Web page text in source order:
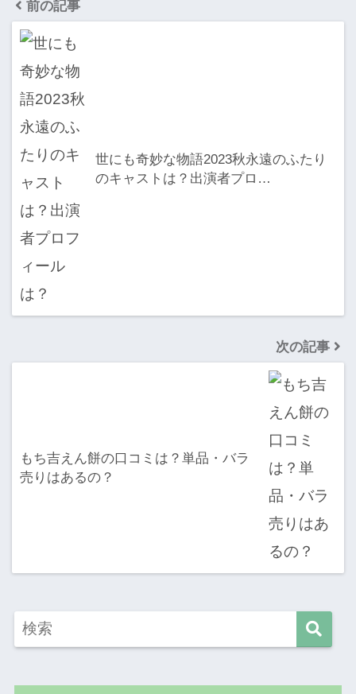
前の記事
世にも奇妙な物語2023秋永遠のふたり
のキャストは？出演者プロ…
次の記事
もち吉えん餅の口コミは？単品・バラ
売りはあるの？